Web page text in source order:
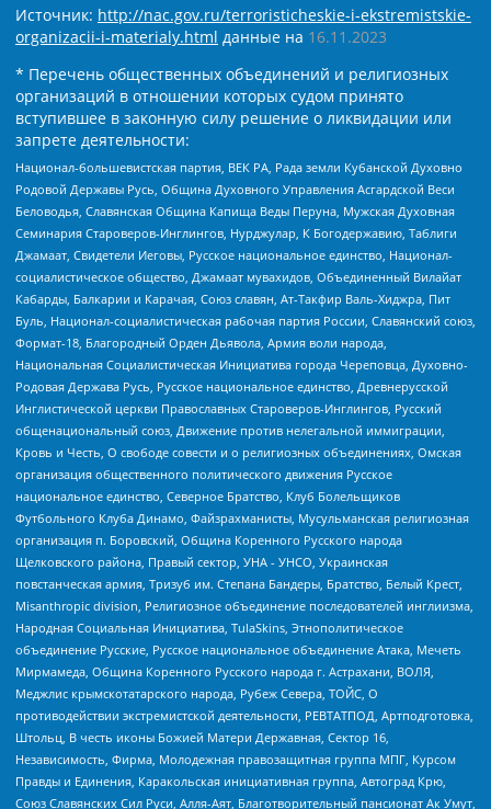
Источник: http://nac.gov.ru/terroristicheskie-i-ekstremistskie-
organizacii-i-materialy.html данные на 16.11.2023
* Перечень общественных объединений и религиозных
организаций в отношении которых судом принято
вступившее в законную силу решение о ликвидации или
запрете деятельности:
Национал-большевистская партия, ВЕК РА, Рада земли Кубанской Духовно
Родовой Державы Русь, Община Духовного Управления Асгардской Веси
Беловодья, Славянская Община Капища Веды Перуна, Мужская Духовная
Семинария Староверов-Инглингов, Нурджулар, К Богодержавию, Таблиги
Джамаат, Свидетели Иеговы, Русское национальное единство, Национал-
социалистическое общество, Джамаат мувахидов, Объединенный Вилайат
Кабарды, Балкарии и Карачая, Союз славян, Ат-Такфир Валь-Хиджра, Пит
Буль, Национал-социалистическая рабочая партия России, Славянский союз,
Формат-18, Благородный Орден Дьявола, Армия воли народа,
Национальная Социалистическая Инициатива города Череповца, Духовно-
Родовая Держава Русь, Русское национальное единство, Древнерусской
Инглистической церкви Православных Староверов-Инглингов, Русский
общенациональный союз, Движение против нелегальной иммиграции,
Кровь и Честь, О свободе совести и о религиозных объединениях, Омская
организация общественного политического движения Русское
национальное единство, Северное Братство, Клуб Болельщиков
Футбольного Клуба Динамо, Файзрахманисты, Мусульманская религиозная
организация п. Боровский, Община Коренного Русского народа
Щелковского района, Правый сектор, УНА - УНСО, Украинская
повстанческая армия, Тризуб им. Степана Бандеры, Братство, Белый Крест,
Misanthropic division, Религиозное объединение последователей инглиизма,
Народная Социальная Инициатива, TulaSkins, Этнополитическое
объединение Русские, Русское национальное объединение Атака, Мечеть
Мирмамеда, Община Коренного Русского народа г. Астрахани, ВОЛЯ,
Меджлис крымскотатарского народа, Рубеж Севера, ТОЙС, О
противодействии экстремистской деятельности, РЕВТАТПОД, Артподготовка,
Штольц, В честь иконы Божией Матери Державная, Сектор 16,
Независимость, Фирма, Молодежная правозащитная группа МПГ, Курсом
Правды и Единения, Каракольская инициативная группа, Автоград Крю,
Союз Славянских Сил Руси, Алля-Аят, Благотворительный пансионат Ак Умут,